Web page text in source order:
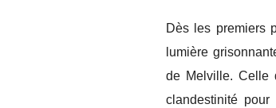
Dès les premiers
lumière
de Melville. Celle
clandestinité pour